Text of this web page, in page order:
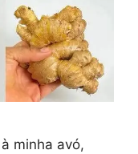
minha avó,